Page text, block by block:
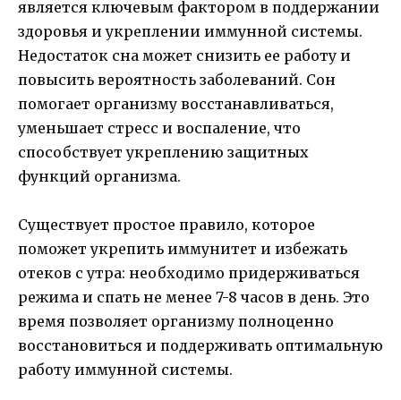
является ключевым фактором в поддержании
здоровья и укреплении иммунной системы.
Недостаток сна может снизить ее работу и
повысить вероятность заболеваний. Сон
помогает организму восстанавливаться,
уменьшает стресс и воспаление, что
способствует укреплению защитных
функций организма.
Существует простое правило, которое
поможет укрепить иммунитет и избежать
отеков с утра: необходимо придерживаться
режима и спать не менее 7-8 часов в день. Это
время позволяет организму полноценно
восстановиться и поддерживать оптимальную
работу иммунной системы.